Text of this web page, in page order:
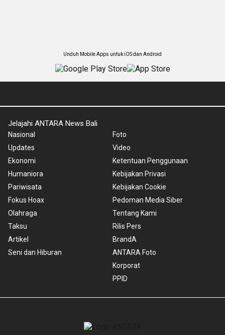
Unduh Mobile Apps untuk iOS dan Android
Jelajahi ANTARA News Bali
Nasional
Updates
Ekonomi
Humaniora
Pariwisata
Fokus Hoax
Olahraga
Taksu
Artikel
Seni dan Hiburan
Foto
Video
Ketentuan Penggunaan
Kebijakan Privasi
Kebijakan Cookie
Pedoman Media Siber
Tentang Kami
Rilis Pers
BrandA
ANTARA Foto
Korporat
PPID